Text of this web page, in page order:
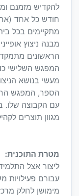
להקדיש מזמנם
חודש כל אחד
מתקיימים בכל
מבנה ניצוץ
הראשונים
המפגש השלישי
מעשי בנושא
הספר, המפגש
עם הקבוצה שלו.
מגוון תוצרים
מטרת התוכנית:
ליצור אצל
עבורם פעילויות
מימושן לחלק